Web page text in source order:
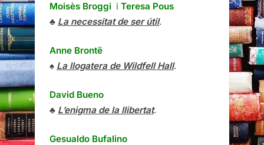
Moisès Broggi i Teresa Pous
♣ La necessitat de ser útil.
Anne Brontë
♠ La llogatera de Wildfell Hall.
David Bueno
♣ L’enigma de la llibertat.
Gesualdo Bufalino